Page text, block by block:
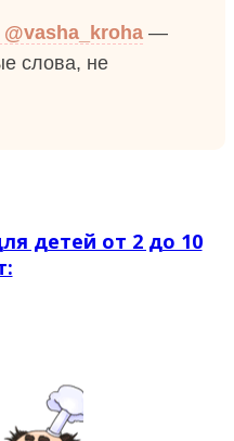
—
слова, не
детей от 2 до 10